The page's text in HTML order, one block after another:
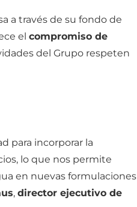
a través de su fondo de
el compromiso de
del Grupo respeten
para incorporar la
lo que nos permite
en nuevas formulaciones
, director ejecutivo de